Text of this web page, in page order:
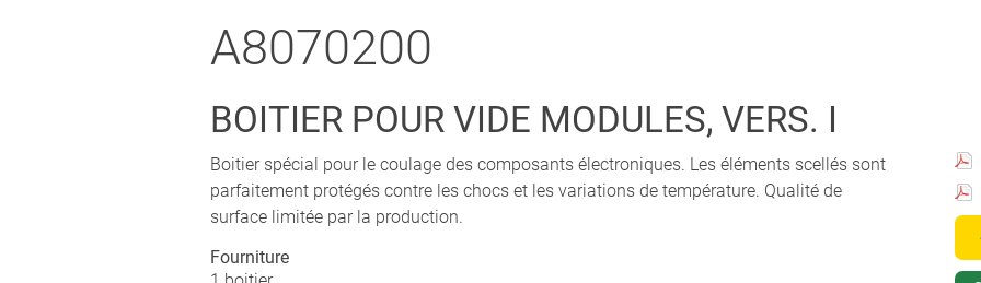
A8070200
BOITIER POUR VIDE MODULES, VERS. I
Boitier spécial pour le coulage des composants électroniques. Les éléments scellés sont
parfaitement protégés contre les chocs et les variations de température. Qualité de
surface limitée par la production.
Fourniture